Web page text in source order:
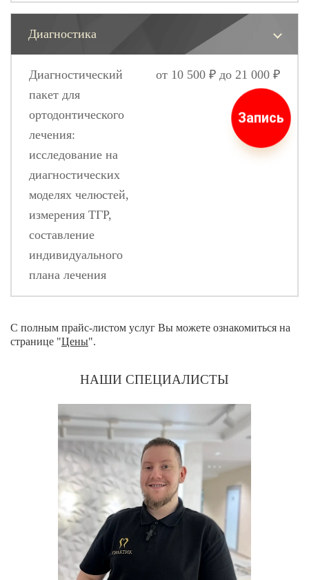
Запись
Диагностика
Диагностический
пакет для
ортодонтического
лечения:
исследование на
диагностических
моделях челюстей,
измерения ТГР,
составление
индивидуального
плана лечения
от 10 500 ₽ до 21 000 ₽
С полным прайс-листом услуг Вы можете ознакомиться на
странице "Цены".
НАШИ СПЕЦИАЛИСТЫ